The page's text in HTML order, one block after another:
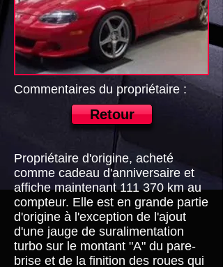
Commentaires du propriétaire :
Retour
Propriétaire d'origine, acheté
comme cadeau d'anniversaire et
affiche maintenant 111 370 km au
compteur. Elle est en grande partie
d'origine à l'exception de l'ajout
d'une jauge de suralimentation
turbo sur le montant "A" du pare-
brise et de la finition des roues qui